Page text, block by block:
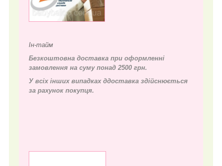
Ін-тайм
Безкоштовна доставка при оформленні
замовлення на суму понад 2500 грн.
У всіх інших випадках ддоставка здійснюється
за рахунок покупця.